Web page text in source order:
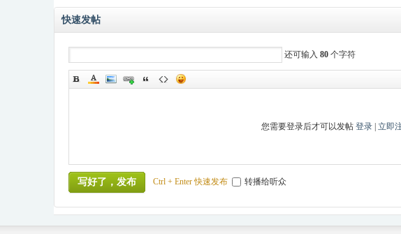
快速发帖
还可输入 80 个字符
您需要登录后才可以发帖 登录| 立即
写好了，发布 Ctrl + Enter 快速发布 转播给听众